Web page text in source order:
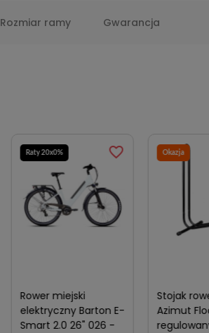
Rozmiar ramy Gwarancja
Raty 20x0%
Rower miejski
elektryczny Barton E-
Smart 2.0 26" 026 -
Okazja
Stojak
Azimut Floor
regulowany